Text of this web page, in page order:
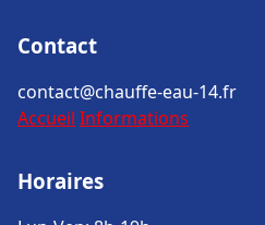
Contact
contact@chauffe-eau-14.fr
Accueil Informations
Horaires